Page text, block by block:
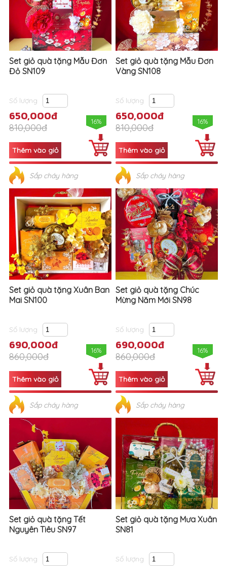
Set giỏ quà tặng Mẫu Đơn
Đỏ SN109
Số lượng
650,000đ
810,000đ
16%
Sắp cháy hàng
Set giỏ quà tặng Mẫu Đơn
Vàng SN108
Số lượng
650,000đ
810,000đ
16%
Sắp cháy hàng
Set giỏ quà tặng Xuân Ban
Mai SN100
Số lượng
690,000đ
860,000đ
16%
Sắp cháy hàng
Set giỏ quà tặng Chúc
Mừng Năm Mới SN98
Số lượng
690,000đ
860,000đ
16%
Sắp cháy hàng
Set giỏ quà tặng Tết
Nguyên Tiêu SN97
Số lượng
Set giỏ quà tặng Mưa Xuân
SN81
Số lượng